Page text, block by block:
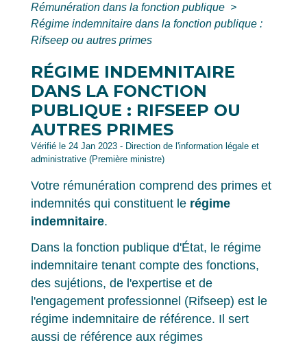
Rémunération dans la fonction publique >
Régime indemnitaire dans la fonction publique :
Rifseep ou autres primes
RÉGIME INDEMNITAIRE
DANS LA FONCTION
PUBLIQUE : RIFSEEP OU
AUTRES PRIMES
Vérifié le 24 Jan 2023 - Direction de l'information légale et
administrative (Première ministre)
Votre rémunération comprend des primes et
indemnités qui constituent le régime
indemnitaire.
Dans la fonction publique d'État, le régime
indemnitaire tenant compte des fonctions,
des sujétions, de l'expertise et de
l'engagement professionnel (Rifseep) est le
régime indemnitaire de référence. Il sert
aussi de référence aux régimes